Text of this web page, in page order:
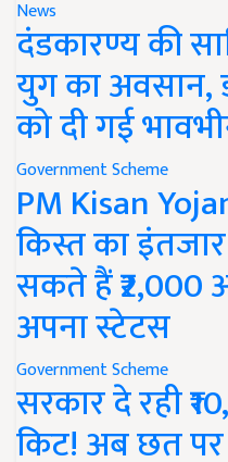
News
दंडकारण्य की
युग का अवसान,
को दी गई
Government Scheme
PM Kisan
किस्त का
सकते हैं
अपना स्टेटस
Government Scheme
सरकार दे रही
किट! अब छत पर